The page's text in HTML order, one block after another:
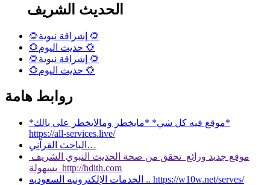
الحديث الشريف
🌻إشراقة نبوية 🌻
🌻حديث اليوم 🌻
🌻إشراقة نبوية 🌻
🌻حديث اليوم 🌻
روابط هامة
*موقع فيه كل شي* *مايخطر ومالايخطر على بالك*
https://all-services.live/
الباحث القرآني…
موقع جديد ورائع تحقق من صحة الحديث النبوي الشريف
بسهولة http://hdith.com
الخدمات الإلكترونيه السعوديه .. https://w10w.net/serves/